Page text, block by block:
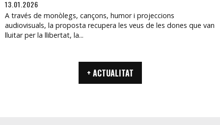
13.01.2026
A través de monòlegs, cançons, humor i projeccions
audiovisuals, la proposta recupera les veus de les dones que van
lluitar per la llibertat, la...
+ ACTUALITAT